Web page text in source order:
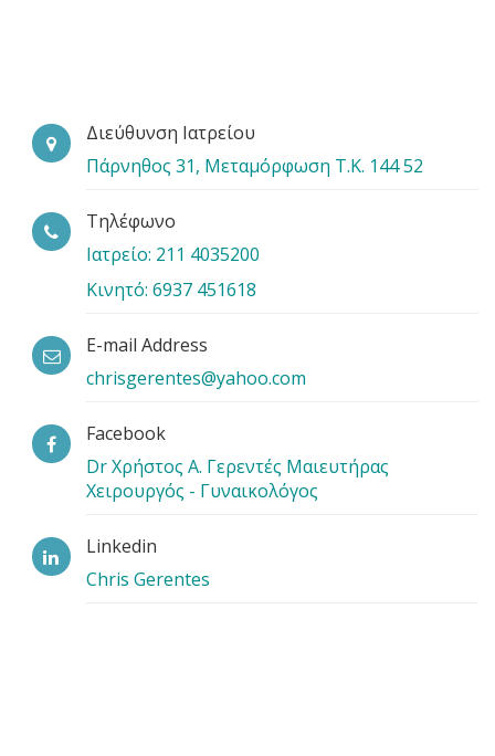
Διεύθυνση Ιατρείου
Πάρνηθος 31, Μεταμόρφωση Τ.Κ. 144 52
Τηλέφωνο
Ιατρείο: 211 4035200
Κινητό: 6937 451618
E-mail Address
chrisgerentes@yahoo.com
Facebook
Dr Χρήστος Α. Γερεντές Μαιευτήρας
Χειρουργός - Γυναικολόγος
Linkedin
Chris Gerentes